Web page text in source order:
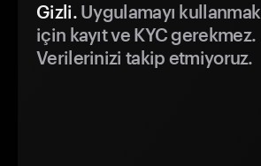
Gizli.Uygulamayı kullanmak
için kayıt ve KYC gerekmez.
Verilerinizi takip etmiyoruz.